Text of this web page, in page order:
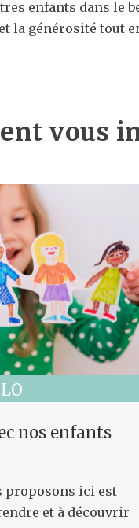
enfants dans le
la générosité tout
vous
nos enfants
proposons ici est
et à découvrir